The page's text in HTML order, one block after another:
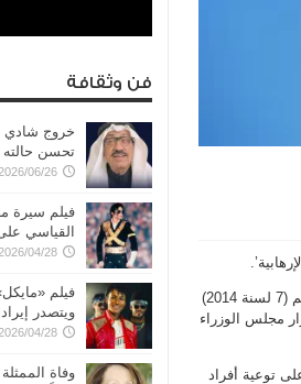
وقال بيان رسمي نقلته وكالة انباء الامارات ان هذه الخطوة تأتي تطبيقا لأحكام القانون الاتحادي رقم (7 لسنة 2014)
مجلس الوزراء
توعية أفراد
فن وثقافة
خروج شادي
تحسن حالته
2026/06/26
فيلم سيرة
القياسي
2026/04/28
فيلم
ويتصدر
2026/04/28